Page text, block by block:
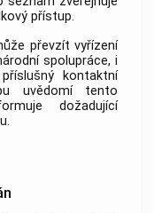
přístup.
převzít vyřízení
spolupráce, i
kontaktní
uvědomí tento
dožadující
.